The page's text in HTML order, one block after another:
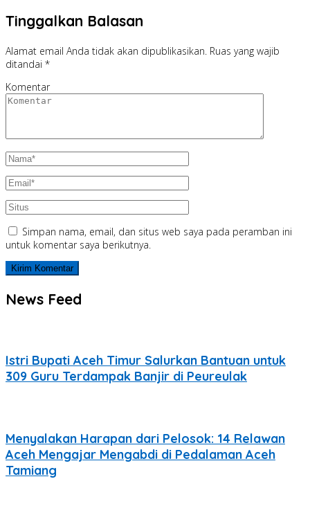
Tinggalkan Balasan
Alamat email Anda tidak akan dipublikasikan. Ruas yang wajib
ditandai *
Komentar
Simpan nama, email, dan situs web saya pada peramban ini
untuk komentar saya berikutnya.
News Feed
Istri Bupati Aceh Timur Salurkan Bantuan untuk
309 Guru Terdampak Banjir di Peureulak
Menyalakan Harapan dari Pelosok: 14 Relawan
Aceh Mengajar Mengabdi di Pedalaman Aceh
Tamiang